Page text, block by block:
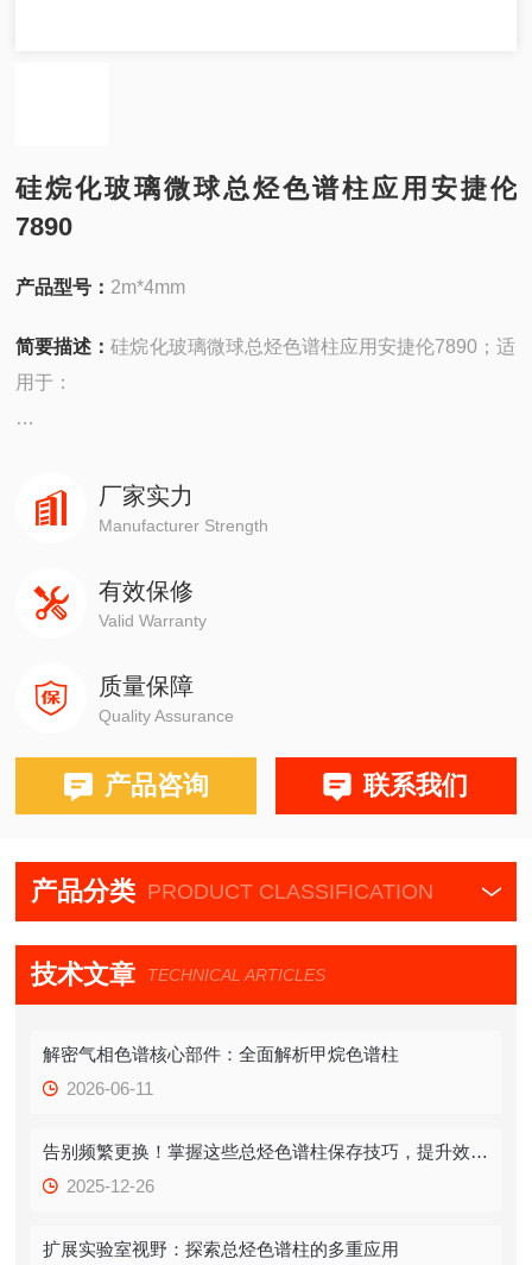
硅烷化玻璃微球总烃色谱柱应用安捷伦
7890
产品型号： 2m*4mm
简要描述：硅烷化玻璃微球总烃色谱柱应用安捷伦7890；适
用于：
4890,5890,6890,7820,7890,8860,8890
赛默飞1310,1300,1610,1600
瓦里安3800系列
布鲁克PE580,590,680,690
厂家实力
Manufacturer Strength
有效保修
Valid Warranty
质量保障
Quality Assurance
产品咨询 联系我们
产品分类 PRODUCT CLASSIFICATION
技术文章 TECHNICAL ARTICLES
解密气相色谱核心部件：全面解析甲烷色谱柱
2026-06-11
告别频繁更换！掌握这些总烃色谱柱保存技巧，提升效率！
2025-12-26
扩展实验室视野：探索总烃色谱柱的多重应用